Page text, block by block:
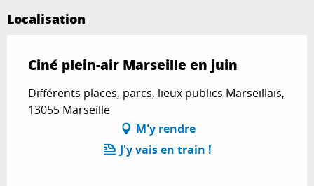
Localisation
Ciné plein-air Marseille en juin
Différents places, parcs, lieux publics Marseillais,
13055 Marseille
M'y rendre
J'y vais en train !